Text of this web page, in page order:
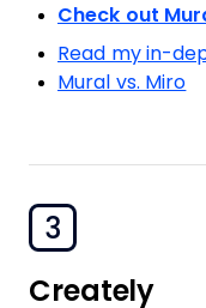
Check out
Read my in-
Mural vs. Miro
3
Creately